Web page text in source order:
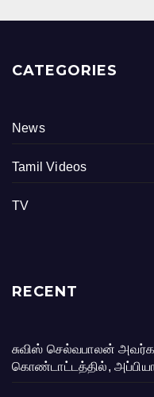
CATEGORIES
News
Tamil Videos
TV
RECENT
சுவிஸ் செல்வபாலன்
கொண்டாட்டத்தில்,